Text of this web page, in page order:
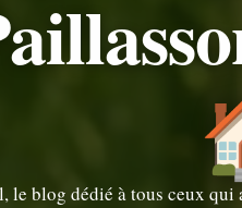
le blog dédié à tous ceux